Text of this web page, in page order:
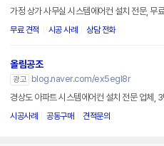
가정 상가 사무실 시스템에어컨 설치 전문, 무
무료 견적 시공 사례 상담 전화
올림공조
광고
blog.naver.com/ex5egl8r
경상도 아파트 시스템에어컨 설치 전문 업체,
시공사례 공동구매 견적문의